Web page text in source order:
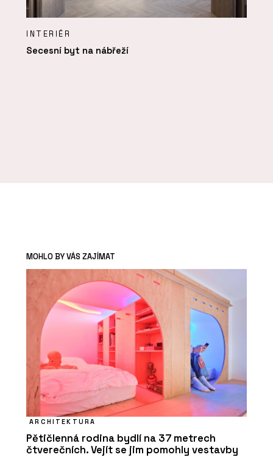
INTERIÉR
Secesní byt na nábřeží
MOHLO BY VÁS ZAJÍMAT
ARCHITEKTURA
Pětičlenná rodina bydlí na 37 metrech
čtverečních. Vejít se jim pomohly vestavby